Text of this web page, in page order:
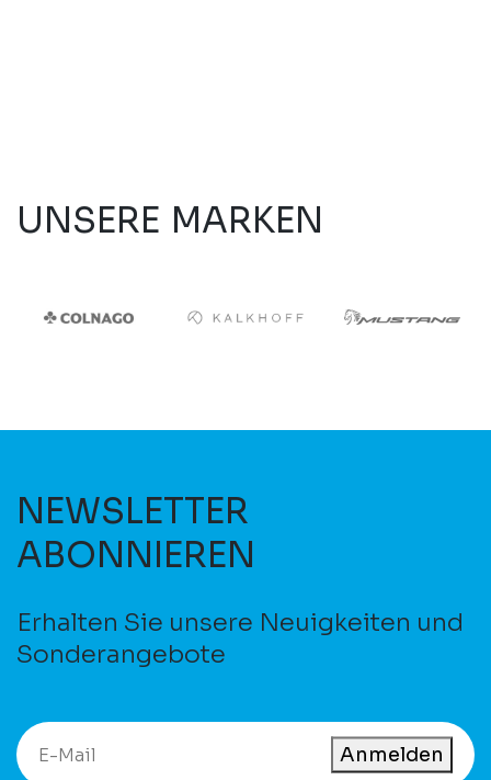
UNSERE MARKEN
NEWSLETTER
ABONNIEREN
Erhalten Sie unsere Neuigkeiten und
Sonderangebote
Anmelden